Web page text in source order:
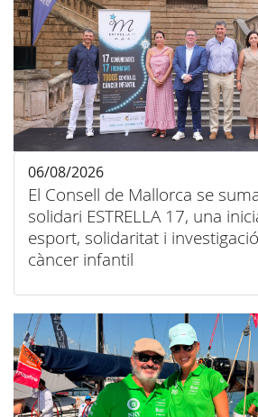
El Consell de Mallorca se
solidari ESTRELLA 17, una
esport, solidaritat i
càncer infantil
06/08/2026